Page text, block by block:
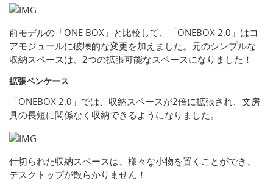
前モデルの「ONE BOX」と比較して、「ONEBOX 2.0」はコ
アモジュールに破壊的な変更を加えました。元のシンプルな
収納スペースは、2つの拡張可能なスペースになりました！
拡張ペンケース
「ONEBOX 2.0」では、収納スペースが2倍に拡張され、文房
具の長短に関係なく収納できるようになりました。
仕切られた収納スペースは、様々な小物を置くことができ、
デスクトップが散らかりません！